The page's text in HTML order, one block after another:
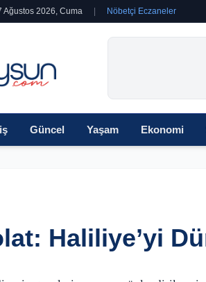
Ağustos 2026, Cuma Nöbetçi Eczaneler
Güncel Yaşam Ekonomi
Haliliye’yi